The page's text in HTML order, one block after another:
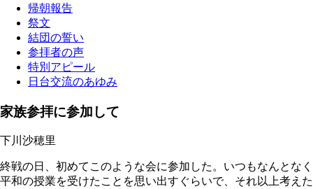
帰朝報告
祭文
結団の誓い
参拝者の声
特別アピール
日台交流のあゆみ
家族参拝に参加して
下川沙穂里
終戦の日、初めてこのような会に参加した。いつもなんとなく
平和の授業を受けたことを思い出すぐらいで、それ以上考えた